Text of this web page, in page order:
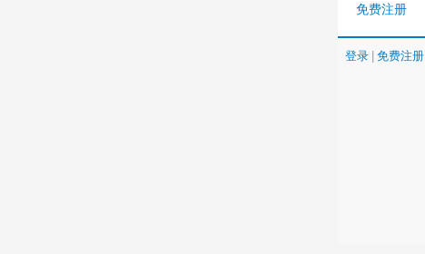
免费注册
登录 免费注册